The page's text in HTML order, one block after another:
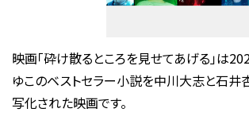
映画「砕け散るところを見せてあげる」は
ゆこのベストセラー小説を中川大志と石井
写化された映画です。